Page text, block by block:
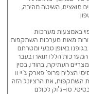
מואצים, השיטה מהירה,
באמצעות מערכות
מאות מערכות השתקפות
באופן טבעי ומטרתם
הללו תוארו בעבר
העתיקה, בהודו, בסין
הצליח פרופ' פארק ג'יי וו
השתקפות, את הרציונל הזה